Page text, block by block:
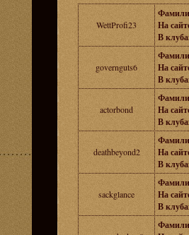
WettProfi23
На
В
governguts6
На
В
actorbond
На
В
deathbeyond2
На
В
sackglance
На
В